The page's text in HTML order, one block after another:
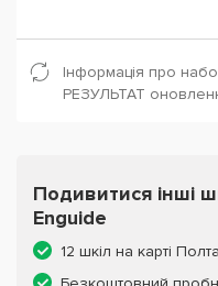
Інформація про
РЕЗУЛЬТАТ
Подивитися інші
Enguide
12 шкіл на карті